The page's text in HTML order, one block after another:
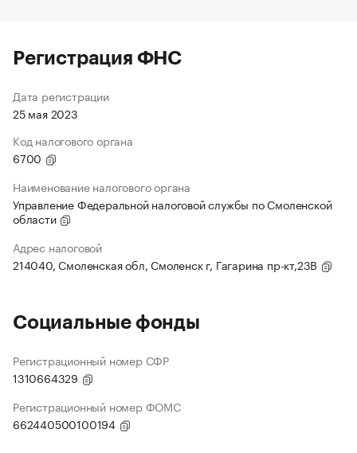
Регистрация ФНС
Дата регистрации
25 мая 2023
Код налогового органа
6700
Наименование налогового органа
Управление Федеральной налоговой службы по Смоленской
области
Адрес налоговой
214040, Смоленская обл, Смоленск г, Гагарина пр-кт,23В
Социальные фонды
Регистрационный номер СФР
1310664329
Регистрационный номер ФОМС
662440500100194